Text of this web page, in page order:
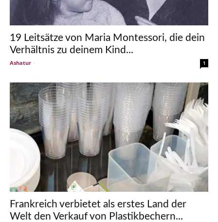
19 Leitsätze von Maria Montessori, die dein
Verhältnis zu deinem Kind...
Ashatur - 1
Frankreich verbietet als erstes Land der
Welt den Verkauf von Plastikbechern...